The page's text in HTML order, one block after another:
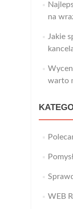
na
Jakie
warto
WEB